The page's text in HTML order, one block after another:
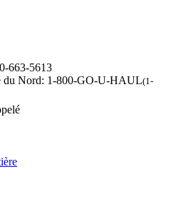
663-5613
du Nord: 1-800-GO-U-HAUL(1-